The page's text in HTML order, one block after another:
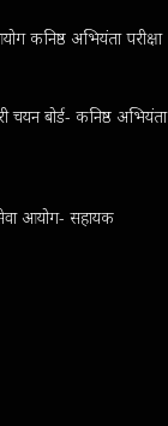
कनिष्ठ अभियंता परीक्षा
चयन बोर्ड- कनिष्ठ अभियंता
आयोग- सहायक